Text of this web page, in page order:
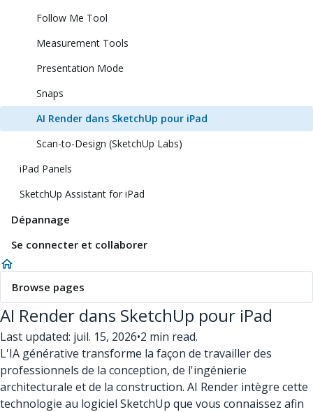
Follow Me Tool
Measurement Tools
Presentation Mode
Snaps
AI Render dans SketchUp pour iPad
Scan-to-Design (SketchUp Labs)
iPad Panels
SketchUp Assistant for iPad
Dépannage
Se connecter et collaborer
Browse pages
AI Render dans SketchUp pour iPad
Last updated: juil. 15, 2026•2 min read.
L'IA générative transforme la façon de travailler des
professionnels de la conception, de l'ingénierie
architecturale et de la construction. AI Render intègre cette
technologie au logiciel SketchUp que vous connaissez afin